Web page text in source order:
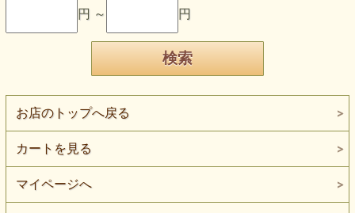
円 ～
円
お店のトップへ戻る
カートを見る
マイページへ